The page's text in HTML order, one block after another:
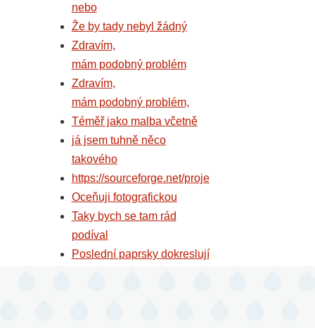
nebo
Že by tady nebyl žádný
Zdravím,
mám podobný problém
Zdravím,
mám podobný problém,
Téměř jako malba včetně
já jsem tuhně něco
takového
https://sourceforge.net/proje
Oceňuji fotografickou
Taky bych se tam rád
podíval
Poslední paprsky dokreslují